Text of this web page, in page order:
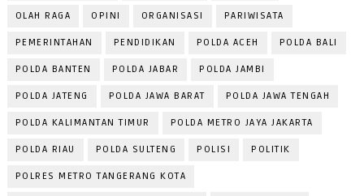
OLAH RAGA OPINI ORGANISASI PARIWISATA
PEMERINTAHAN PENDIDIKAN POLDA ACEH POLDA BALI
POLDA BANTEN POLDA JABAR POLDA JAMBI
POLDA JATENG POLDA JAWA BARAT POLDA JAWA TENGAH
POLDA KALIMANTAN TIMUR POLDA METRO JAYA JAKARTA
POLDA RIAU POLDA SULTENG POLISI POLITIK
POLRES METRO TANGERANG KOTA